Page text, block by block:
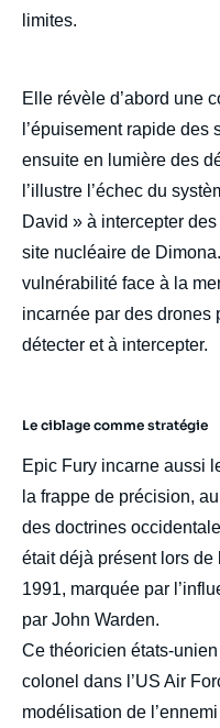
limites.
Elle révèle d’abord une
l’épuisement rapide des
ensuite en lumière des
l’illustre l’échec du
David » à intercepter
site nucléaire de
vulnérabilité face à la
incarnée par des drones
détecter et à intercepter.
Le ciblage comme stratégie
Epic Fury incarne aussi
la frappe de précision,
des doctrines
était déjà présent lors de
1991, marquée par
par John Warden.
Ce théoricien états-
colonel dans l’US Air
modélisation de